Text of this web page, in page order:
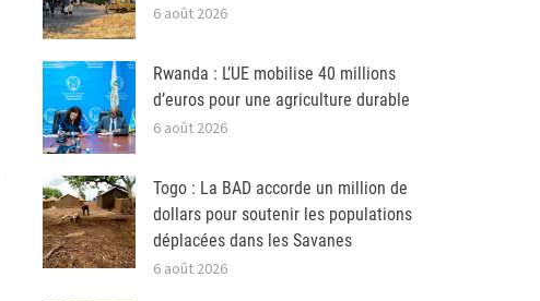
6 août 2026
Rwanda : L’UE mobilise 40 millions
d’euros pour une agriculture durable
6 août 2026
Togo : La BAD accorde un million de
dollars pour soutenir les populations
déplacées dans les Savanes
6 août 2026